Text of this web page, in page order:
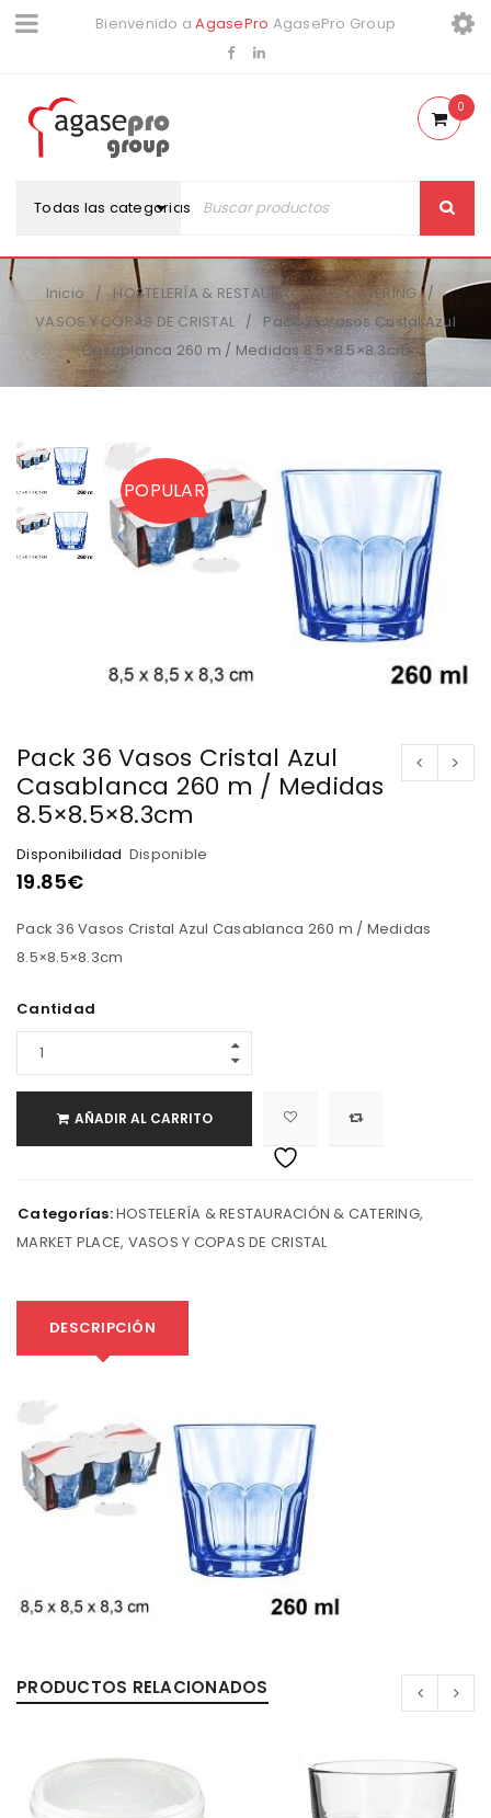
Bienvenido aAgasePro AgasePro Group
Todas las categorias
0
Inicio / HOSTELERÍA & RESTAURACIÓN & CATERING /
VASOS Y COPAS DE CRISTAL /
Pack 36 Vasos Cristal Azul
Casablanca 260 m / Medidas 8.5×8.5×8.3cm
POPULAR
Pack 36 Vasos Cristal Azul
Casablanca 260 m / Medidas
8.5×8.5×8.3cm
Disponibilidad Disponible
19.85€
Pack 36 Vasos Cristal Azul Casablanca 260 m / Medidas
8.5×8.5×8.3cm
Cantidad
AÑADIR AL CARRITO
Categorías:HOSTELERÍA & RESTAURACIÓN & CATERING,
MARKET PLACE, VASOS Y COPAS DE CRISTAL
DESCRIPCIÓN
PRODUCTOS RELACIONADOS